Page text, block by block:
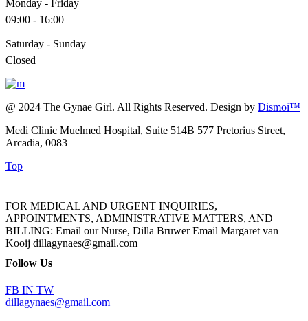
Monday - Friday
09:00 - 16:00
Saturday - Sunday
Closed
@ 2024 The Gynae Girl. All Rights Reserved. Design by Dismoi™
Medi Clinic Muelmed Hospital, Suite 514B 577 Pretorius Street,
Arcadia, 0083
Top
FOR MEDICAL AND URGENT INQUIRIES,
APPOINTMENTS, ADMINISTRATIVE MATTERS, AND
BILLING: Email our Nurse, Dilla Bruwer Email Margaret van
Kooij dillagynaes@gmail.com
Follow Us
FB IN TW
dillagynaes@gmail.com